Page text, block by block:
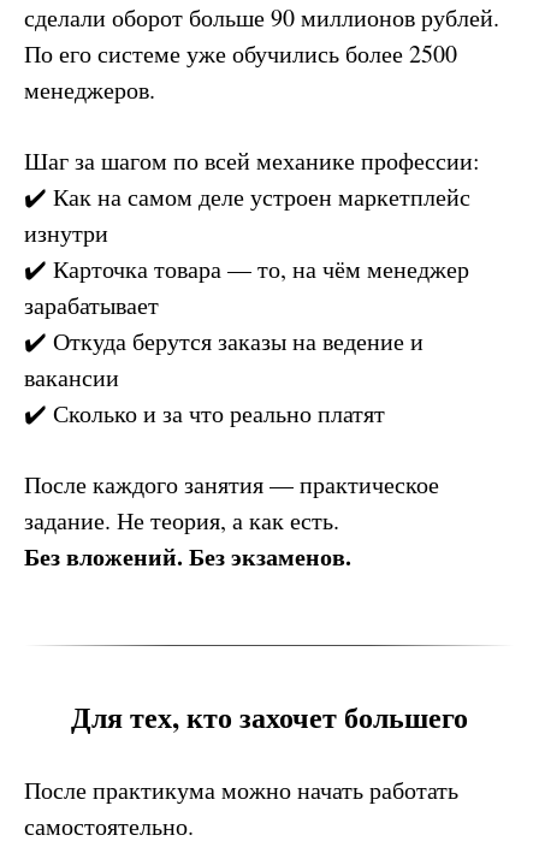
сделали оборот больше 90 миллионов рублей.
По его системе уже обучились более 2500
менеджеров.
Шаг за шагом по всей механике профессии:
✔️ Как на самом деле устроен маркетплейс
изнутри
✔️ Карточка товара — то, на чём менеджер
зарабатывает
✔️ Откуда берутся заказы на ведение и
вакансии
✔️ Сколько и за что реально платят
После каждого занятия — практическое
задание. Не теория, а как есть.
Без вложений. Без экзаменов.
Для тех, кто захочет большего
После практикума можно начать работать
самостоятельно.